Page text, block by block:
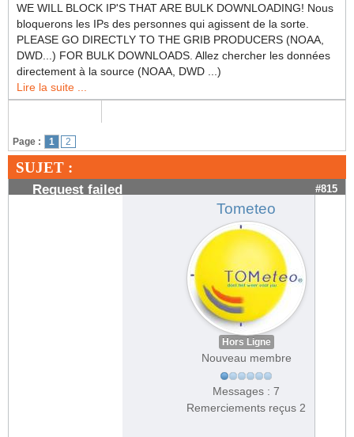
WE WILL BLOCK IP'S THAT ARE BULK DOWNLOADING! Nous
bloquerons les IPs des personnes qui agissent de la sorte.
PLEASE GO DIRECTLY TO THE GRIB PRODUCERS (NOAA,
DWD...) FOR BULK DOWNLOADS. Allez chercher les données
directement à la source (NOAA, DWD ...)
Lire la suite ...
Page : 1 2
SUJET :
Request failed #815
Tometeo
Hors Ligne
Nouveau membre
Messages : 7
Remerciements reçus 2